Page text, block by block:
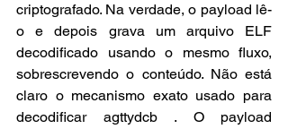
criptografado. Na verdade, o payload lê-
o e depois grava um arquivo ELF
decodificado usando o mesmo fluxo,
sobrescrevendo o conteúdo. Não está
claro o mecanismo exato usado para
decodificar agttydcb . O payload